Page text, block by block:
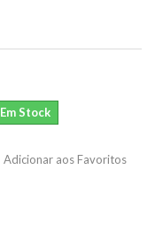
Adicionar aos Favoritos
Em Stock